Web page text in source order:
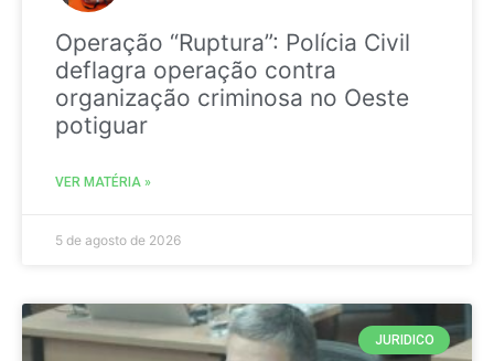
Operação “Ruptura”: Polícia Civil
deflagra operação contra
organização criminosa no Oeste
potiguar
VER MATÉRIA »
5 de agosto de 2026
JURIDICO